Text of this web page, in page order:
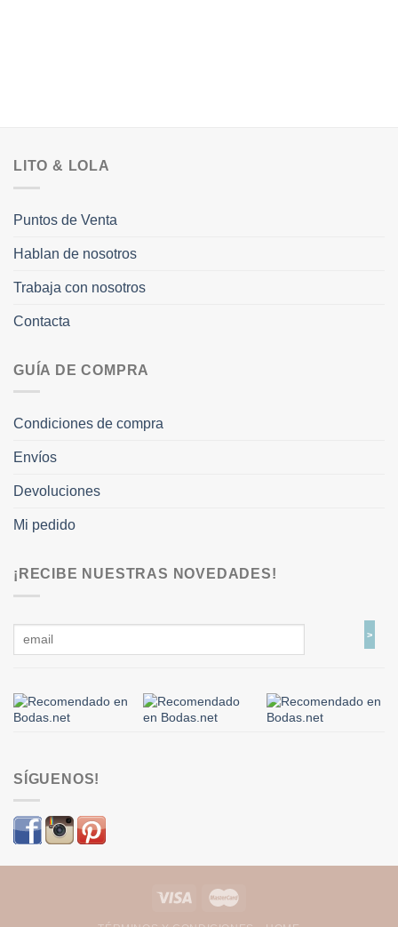
LITO & LOLA
Puntos de Venta
Hablan de nosotros
Trabaja con nosotros
Contacta
GUÍA DE COMPRA
Condiciones de compra
Envíos
Devoluciones
Mi pedido
¡RECIBE NUESTRAS NOVEDADES!
SÍGUENOS!